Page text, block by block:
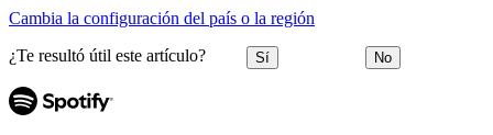
Cambia la configuración del país o la región
¿Te resultó útil este artículo? Sí No